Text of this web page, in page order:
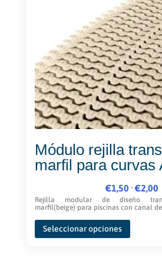
se
pueden
elegir
en
la
página
de
Módulo rejilla
marfil para curvas
€1,50 -€2,00
Rango
de
Rejilla modular de diseño
marfil(beige) para piscinas con canal
Seleccionar opciones